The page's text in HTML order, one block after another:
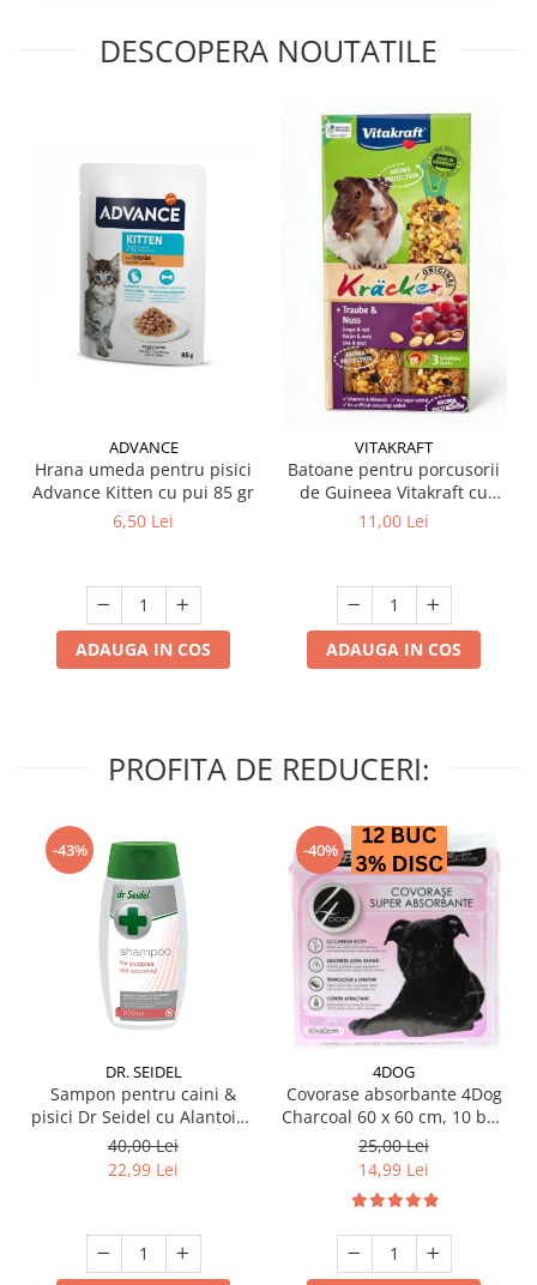
DESCOPERA NOUTATILE
ADVANCE
Hrana umeda pentru pisici
Advance Kitten cu pui 85 gr
6,50 Lei
ADAUGA IN COS
VITAKRAFT
Batoane pentru porcusorii
de Guineea Vitakraft cu
struguri & nuci 2 buc
11,00 Lei
ADAUGA IN COS
PROFITA DE REDUCERI:
-43%
DR. SEIDEL
Sampon pentru caini &
pisici Dr Seidel cu Alantoina
220 ml
40,00 Lei
22,99 Lei
-40%
4DOG
Covorase absorbante 4Dog
Charcoal 60 x 60 cm, 10 buc
/ pachet
25,00 Lei
14,99 Lei